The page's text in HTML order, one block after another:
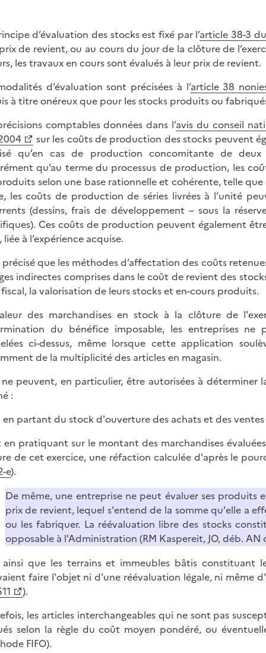
d’évaluation des stocks est fixé par l’article 38-3
de revient, ou au cours du jour de la clôture de
les travaux en cours sont évalués à leur prix de revient.
d’évaluation sont précisées à l’article 38
à titre onéreux que pour les stocks produits ou
comptables données dans l’avis du conseil
sur les coûts de production des stocks peuvent
qu’en cas de production concomitante de
qu’au terme du processus de production, les
selon une base rationnelle et cohérente, telle
les coûts de production de séries livrées à l’unité
(dessins, frais de développement – sous la
Ces coûts de production peuvent également
liée à l’expérience acquise.
précisé que les méthodes d’affectation des coûts
indirectes comprises dans le coût de revient des
la valorisation de leurs stocks et en-cours produits.
des marchandises en stock à la clôture de
du bénéfice imposable, les entreprises ne
ci-dessus, même lorsque cette application
de la multiplicité des articles en magasin.
ne peuvent, en particulier, être autorisées à
:
en partant du stock d'ouverture des achats et des
en pratiquant sur le montant des marchandises
de cet exercice, une réfaction calculée d'après le
e).
De même, une entreprise ne peut évaluer ses
prix de revient, lequel s'entend de la somme qu'elle a
ou les fabriquer. La réévaluation libre des stocks
opposable à l'Administration (RM Kaspereit, JO, déb. AN
ainsi que les terrains et immeubles bâtis
faire l'objet ni d'une réévaluation légale, ni même
).
les articles interchangeables qui ne sont pas
selon la règle du coût moyen pondéré, ou
FIFO).